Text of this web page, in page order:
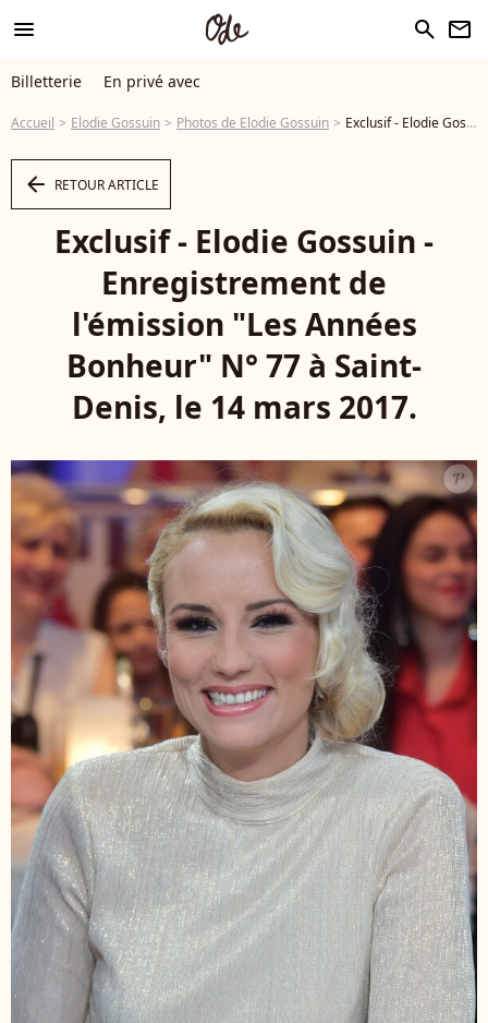
menu search newsletter
Billetterie En privé avec
Accueil Elodie Gossuin Photos de Elodie Gossuin Exclusif - Elodie Gossuin - Enregistrement de l'émission "Les Années Bonheur" N° 77 à Saint-Denis, le 14 mars 2017. © Giancarlo Gorassini / Bestimage - Photo
arrow_left RETOUR ARTICLE
Exclusif - Elodie Gossuin -
Enregistrement de
l'émission "Les Années
Bonheur" N° 77 à Saint-
Denis, le 14 mars 2017.